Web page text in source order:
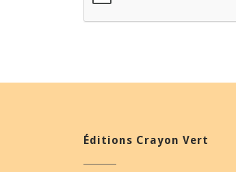
Éditions Crayon Vert